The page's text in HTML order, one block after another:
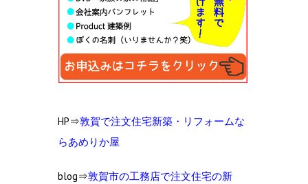
HP⇒敦賀で注文住宅新築・リフォームな
らあめりか屋
blog⇒敦賀市の工務店で注文住宅の新